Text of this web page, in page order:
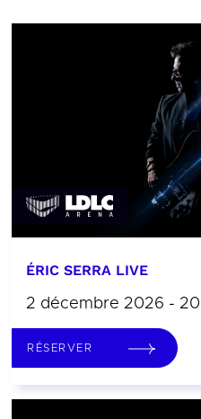
ÉRIC SERRA LIVE
2 décembre 2026 -
RÉSERVER